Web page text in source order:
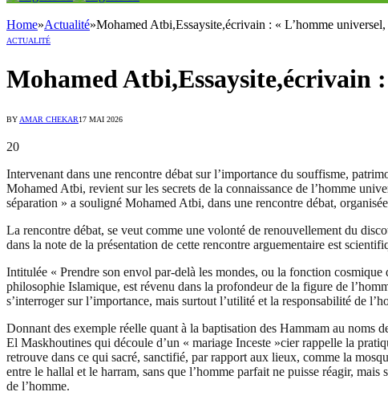
Home»Actualité»Mohamed Atbi,Essaysite,écrivain : « L’homme universel,
ACTUALITÉ
Mohamed Atbi,Essaysite,écrivain :
BYAMAR CHEKAR17 MAI 2026
20
Intervenant dans une rencontre débat sur l’importance du souffisme,
Mohamed Atbi, revient sur les secrets de la connaissance de l’homme
séparation » a souligné Mohamed Atbi, dans une rencontre débat,
La rencontre débat, se veut comme une volonté de renouvellement du
dans la note de la présentation de cette rencontre arguementaire est
Intitulée « Prendre son envol par-delà les mondes, ou la fonction
philosophie Islamique, est révenu dans la profondeur de la figure de
s’interroger sur l’importance, mais surtout l’utilité et la responsabilité de
Donnant des exemple réelle quant à la baptisation des Hammam au noms
El Maskhoutines qui découle d’un « mariage Inceste »cier rappelle la
retrouve dans ce qui sacré, sanctifié, par rapport aux lieux, comme la
entre le hallal et le harram, sans que l’homme parfait ne puisse réagir,
de l’homme.